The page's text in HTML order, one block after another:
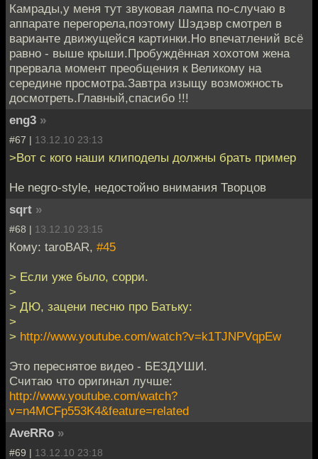
Камрады,у меня тут звуковая лампа по-случаю в
аппарате перегорела,поэтому Шэдэвр смотрел в
варианте движущейся картинки.Но впечатлений всё
равно - выше крыши.Пробуждённая хохотом жена
прервала момент преобщения к Великому на
середине просмотра.Завтра изыщу возможность
досмотреть.Главный,спасибо !!!
eng3 »
#67 | 13.12.10 23:13
>Вот с кого наши клиподелы должны брать пример
Не negro-style, недостойно внимания Творцов
sqrt »
#68 | 13.12.10 23:15
Кому: taroBAR, #45
> Если уже было, сорри.
>
> ДЮ, зацени песню про Батьку:
>
> http://www.youtube.com/watch?v=k1TJNPVqpEw
Это переснятое видео - БЕЗДУШИ.
Считаю что оригинал лучше:
http://www.youtube.com/watch?
v=n4MCFp553K4&feature=related
AveRRo »
#69 | 13.12.10 23:18